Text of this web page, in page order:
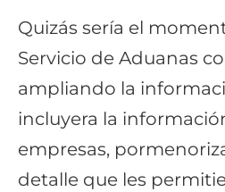
Quizás sería el
Servicio de Aduanas
ampliando la
incluyera la
empresas,
detalle que les